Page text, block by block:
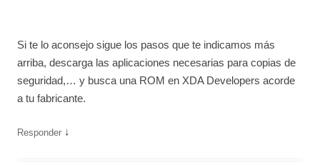
Si te lo aconsejo sigue los pasos que te indicamos más
arriba, descarga las aplicaciones necesarias para copias de
seguridad,… y busca una ROM en XDA Developers acorde
a tu fabricante.
Responder ↓